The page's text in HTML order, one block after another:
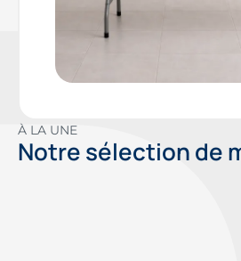
À LA UNE
Notre sélection de